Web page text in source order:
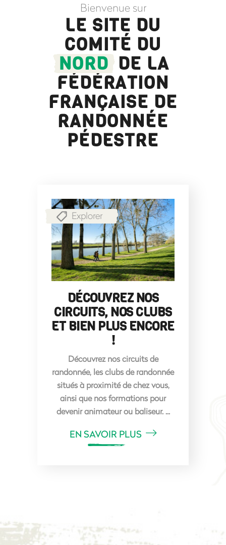
Bienvenue sur
LE SITE DU
COMITÉ DU
NORD DE LA
FÉDÉRATION
FRANÇAISE DE
RANDONNÉE
PÉDESTRE
Explorer
DÉCOUVREZ NOS
CIRCUITS, NOS CLUBS
ET BIEN PLUS ENCORE
!
Découvrez nos circuits de
randonnée, les clubs de randonnée
situés à proximité de chez vous,
ainsi que nos formations pour
devenir animateur ou baliseur.
EN SAVOIR PLUS